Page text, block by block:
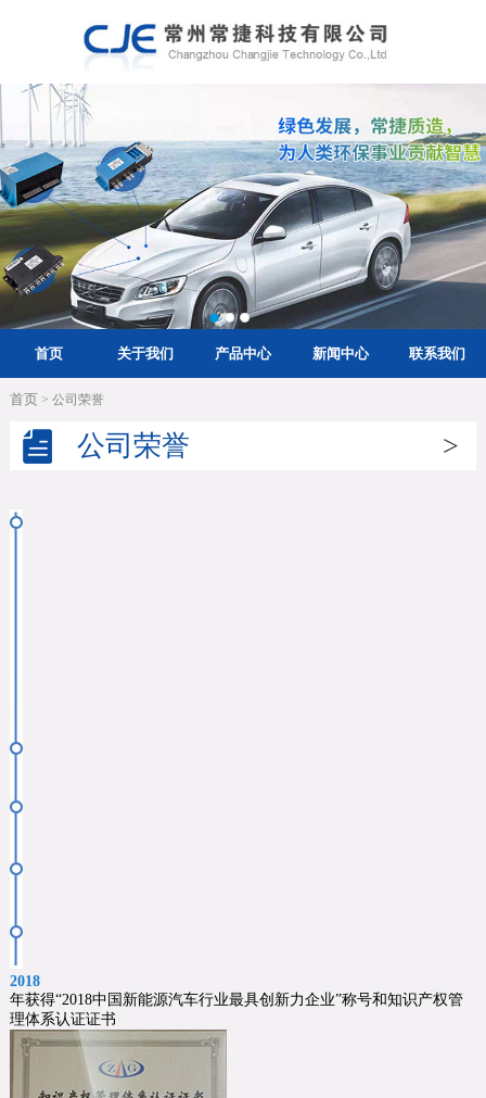
首页 关于我们 产品中心 新闻中心 联系我们
首页> 公司荣誉
公司荣誉 >
2018
年获得“2018中国新能源汽车行业最具创新力企业”称号和知识产权管
理体系认证证书